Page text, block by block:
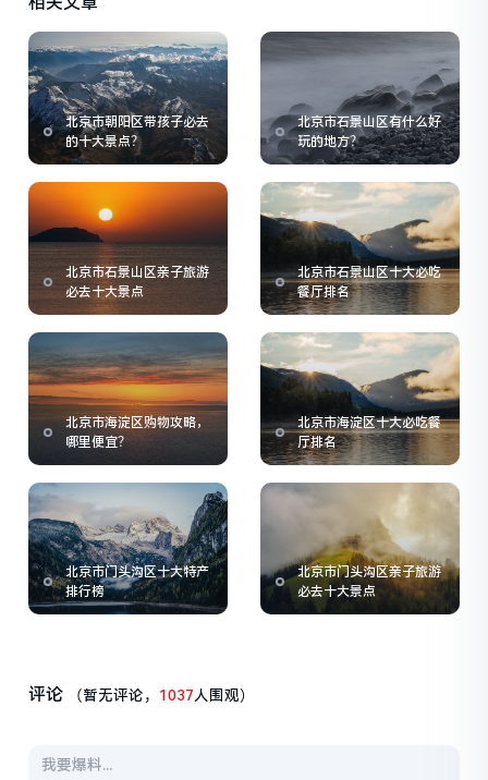
北京市朝阳区带孩子必去
的十大景点？
北京市石景山区有什么好
玩的地方？
北京市石景山区亲子旅游
必去十大景点
北京市石景山区十大必吃
餐厅排名
北京市海淀区购物攻略，
哪里便宜？
北京市海淀区十大必吃餐
厅排名
北京市门头沟区十大特产
排行榜
北京市门头沟区亲子旅游
必去十大景点
评论 （暂无评论， 1037人围观）